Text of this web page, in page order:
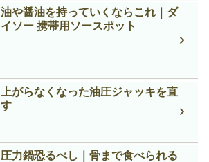
油や醤油を持っていくならこれ｜ダ
イソー 携帯用ソースポット
上がらなくなった油圧ジャッキを直
す
圧力鍋恐るべし｜骨まで食べられる